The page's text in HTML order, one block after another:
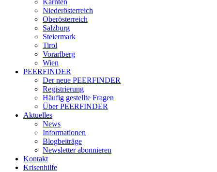
Kärnten
Niederösterreich
Oberösterreich
Salzburg
Steiermark
Tirol
Vorarlberg
Wien
PEERFINDER
Der neue PEERFINDER
Registrierung
Häufig gestellte Fragen
Über PEERFINDER
Aktuelles
News
Informationen
Blogbeiträge
Newsletter abonnieren
Kontakt
Krisenhilfe